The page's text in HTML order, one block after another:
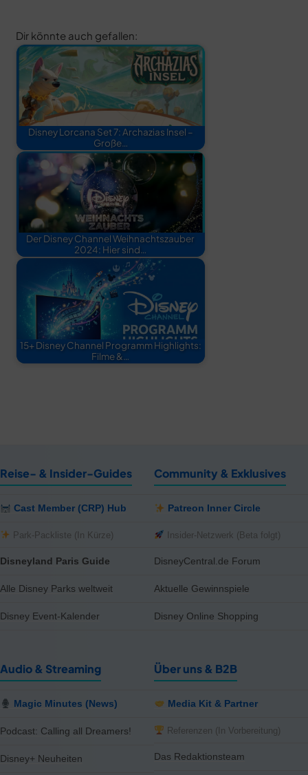
Dir könnte auch gefallen:
Disney Lorcana Set 7: Archazias Insel –
Große…
Der Disney Channel Weihnachtszauber
2024: Hier sind…
15+ Disney Channel Programm Highlights:
Filme &…
Reise- & Insider-Guides
Cast Member (CRP) Hub
Park-Packliste (In Kürze)
Disneyland Paris Guide
Alle Disney Parks weltweit
Disney Event-Kalender
Community & Exklusives
Patreon Inner Circle
Insider-Netzwerk (Beta folgt)
DisneyCentral.de Forum
Aktuelle Gewinnspiele
Disney Online Shopping
Audio & Streaming
Magic Minutes (News)
Podcast: Calling all Dreamers!
Disney+ Neuheiten
Über uns & B2B
Media Kit & Partner
Referenzen (In Vorbereitung)
Das Redaktionsteam